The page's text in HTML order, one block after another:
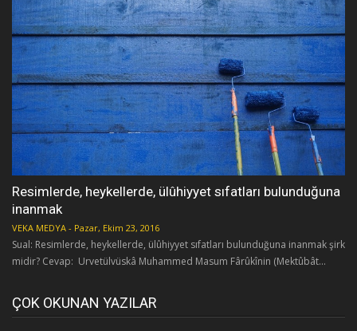
Resimlerde, heykellerde, ülûhiyyet sıfatları bulunduğuna
inanmak
VEKA MEDYA - Pazar, Ekim 23, 2016
Sual: Resimlerde, heykellerde, ülûhiyyet sıfatları bulunduğuna inanmak şirk
midir? Cevap: Urvetülvüskâ Muhammed Masum Fârûkînin (Mektûbât...
ÇOK OKUNAN YAZILAR